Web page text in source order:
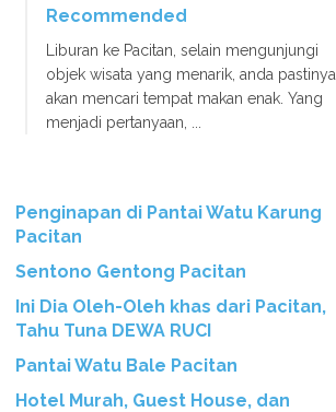
Recommended
Liburan ke Pacitan, selain mengunjungi
objek wisata yang menarik, anda pastinya
akan mencari tempat makan enak. Yang
menjadi pertanyaan, ...
Penginapan di Pantai Watu Karung
Pacitan
Sentono Gentong Pacitan
Ini Dia Oleh-Oleh khas dari Pacitan,
Tahu Tuna DEWA RUCI
Pantai Watu Bale Pacitan
Hotel Murah, Guest House, dan